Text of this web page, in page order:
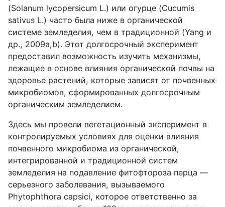
(Solanum lycopersicum L.) или огурце (Cucumis
sativus L.) часто была ниже в органической
системе земледелия, чем в традиционной (Yang и
др., 2009a,b). Этот долгосрочный эксперимент
предоставил возможность изучить механизмы,
лежащие в основе влияния органической почвы на
здоровье растений, которые зависят от почвенных
микробиомов, сформированных долгосрочным
органическим земледелием.
Здесь мы провели вегетационный эксперимент в
контролируемых условиях для оценки влияния
почвенного микробиома из органической,
интегрированной и традиционной систем
земледелия на подавление фитофтороза перца —
серьезного заболевания, вызываемого
Phytophthora capsici, которое ответственно за